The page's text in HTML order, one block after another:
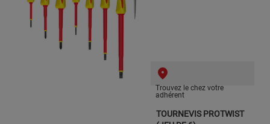
Trouvez le chez votre
adhérent
TOURNEVIS PROTWIST